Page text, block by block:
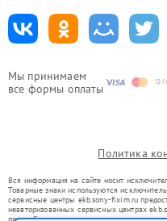
Мы принимаем
все формы оплаты
Политика
Вся информация на сайте носит
Товарные знаки используются
сервисные центры ekb.sony-fixim.ru
неавторизованных сервисных центрах